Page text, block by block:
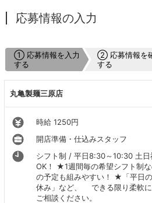
応募情報の入力
① 応募情報を入力
する
② 応募情報を
する
丸亀製麺三原店
時給 1250円
開店準備・仕込みスタッフ
シフト制 / 平日8:30～10:30 土
OK！ ★1週間毎の希望シフト制
の予定も組みやすい！ ★「平日
休み」など、 できる限り柔軟に
ご相談ください。